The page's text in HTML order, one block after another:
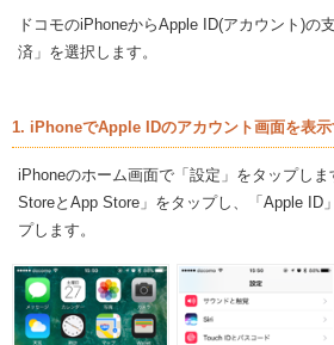
ドコモのiPhoneからApple ID(アカウント)の
済」を選択します。
1. iPhoneでApple IDのアカウント画面を表示
iPhoneのホーム画面で「設定」をタップし
StoreとApp Store」をタップし、「Apple ID
プします。